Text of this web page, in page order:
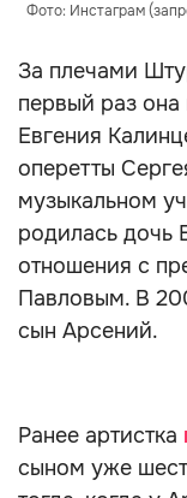
Фото: Инстаграм
За плечами
первый раз
Евгения
оперетты
музыкальном
родилась дочь
отношения с
Павловым. В
сын Арсений.
Ранее артистка
сыном уже